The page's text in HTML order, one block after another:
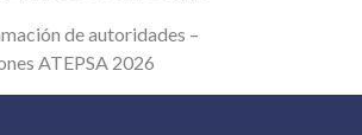
de autoridades –
ATEPSA 2026